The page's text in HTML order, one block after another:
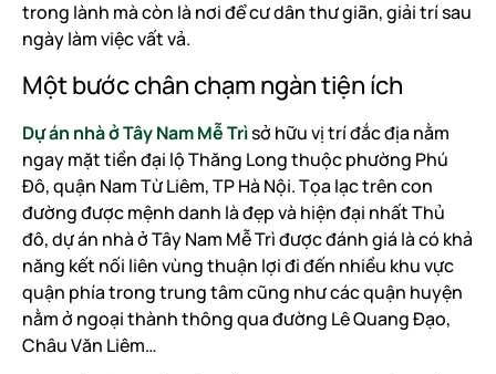
trong lành mà còn là nơi để cư dân thư giãn, giải trí sau
ngày làm việc vất vả.
Một bước chân chạm ngàn tiện ích
Dự án nhà ở Tây Nam Mễ Trìsở hữu vị trí đắc địa nằm
ngay mặt tiền đại lộ Thăng Long thuộc phường Phú
Đô, quận Nam Từ Liêm, TP Hà Nội. Tọa lạc trên con
đường được mệnh danh là đẹp và hiện đại nhất Thủ
đô, dự án nhà ở Tây Nam Mễ Trì được đánh giá là có khả
năng kết nối liên vùng thuận lợi đi đến nhiều khu vực
quận phía trong trung tâm cũng như các quận huyện
nằm ở ngoại thành thông qua đường Lê Quang Đạo,
Châu Văn Liêm…